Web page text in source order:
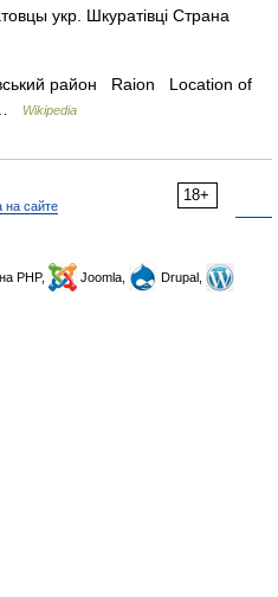
укр. Шкуратівці Страна
район Raion Location of
…
Wikipedia
18+
на сайте
PHP, Joomla,
Drupal,